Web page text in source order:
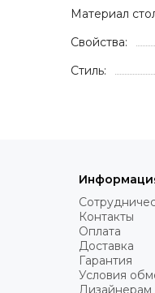
Материал
Свойства:
Стиль:
Контакты
Оплата
Доставка
Гарантия
Условия
Дизайнерам